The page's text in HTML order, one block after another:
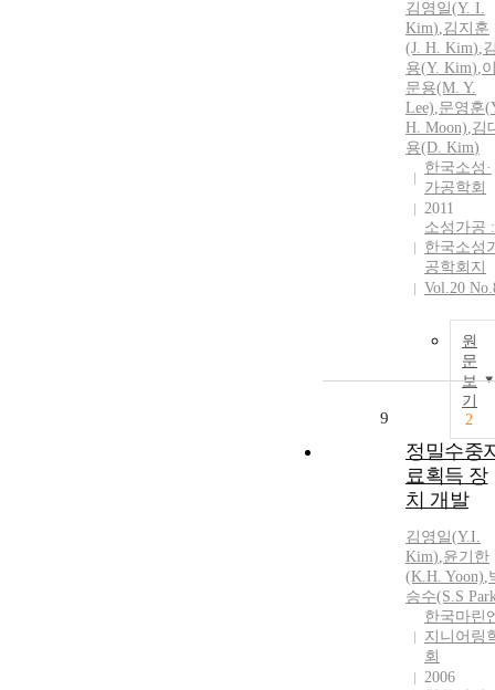
김영일(Y. I.
Kim),김지훈
(J. H. Kim),
용(Y. Kim),
문용(M. Y.
Lee),문영훈(
H. Moon),김
용(D. Kim)
한국소성·
가공학회
2011
소성가공 :
한국소성
공학회지
Vol.20
원
문
보
기
2
9
정밀수중
료획득 장
치 개발
김영일(Y.I.
Kim),윤기한
(K.H. Yoon),
승수(S.S
한국마린
지니어링
회
2006